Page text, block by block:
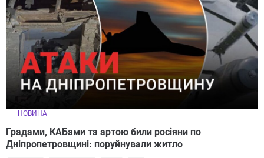
НОВИНА
Градами, КАБами та артою били росіяни по
Дніпропетровщині: поруйнували житло